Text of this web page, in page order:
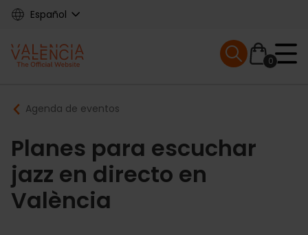
Skip
content
Español
Main
navigation
0
Mobile menu
Breadcrumb
Agenda de eventos
Planes para escuchar
jazz en directo en
València